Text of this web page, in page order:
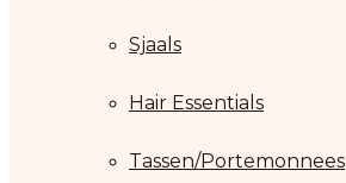
Sjaals
Hair Essentials
Tassen/Portemonnees